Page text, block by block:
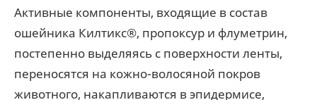
Активные компоненты, входящие в состав
ошейника Килтикс®, пропоксур и флуметрин,
постепенно выделяясь с поверхности ленты,
переносятся на кожно-волосяной покров
животного, накапливаются в эпидермисе,